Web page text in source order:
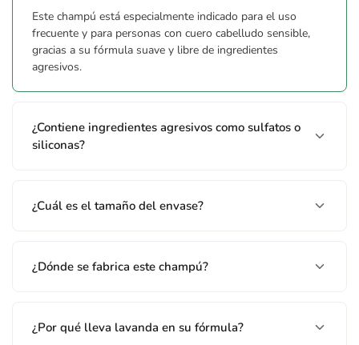
Este champú está especialmente indicado para el uso
frecuente y para personas con cuero cabelludo sensible,
gracias a su fórmula suave y libre de ingredientes
agresivos.
¿Contiene ingredientes agresivos como sulfatos o
siliconas?
¿Cuál es el tamaño del envase?
¿Dónde se fabrica este champú?
¿Por qué lleva lavanda en su fórmula?